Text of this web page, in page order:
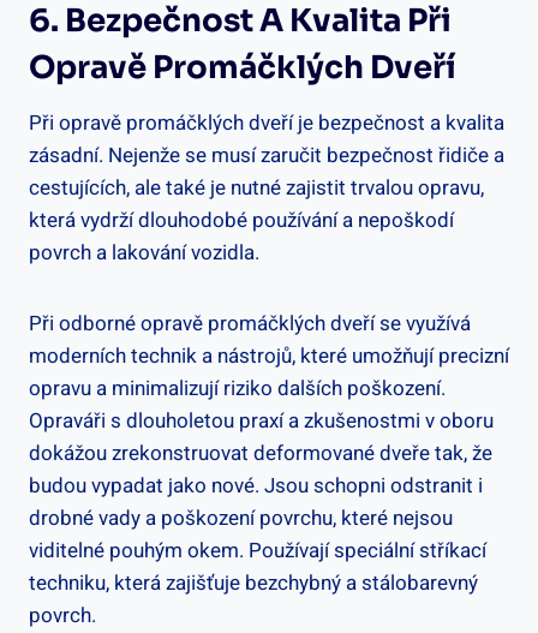
6. Bezpečnost A Kvalita Při
Opravě Promáčklých Dveří
Při opravě promáčklých dveří je bezpečnost a kvalita
zásadní. Nejenže se musí zaručit bezpečnost řidiče a
cestujících, ale také je nutné zajistit trvalou opravu,
která vydrží dlouhodobé používání a nepoškodí
povrch a lakování vozidla.
Při odborné opravě promáčklých dveří se využívá
moderních technik a nástrojů, které umožňují precizní
opravu a minimalizují riziko dalších poškození.
Opraváři s dlouholetou praxí a zkušenostmi v oboru
dokážou zrekonstruovat deformované dveře tak, že
budou vypadat jako nové. Jsou schopni odstranit i
drobné vady a poškození povrchu, které nejsou
viditelné pouhým okem. Používají speciální stříkací
techniku, která zajišťuje bezchybný a stálobarevný
povrch.